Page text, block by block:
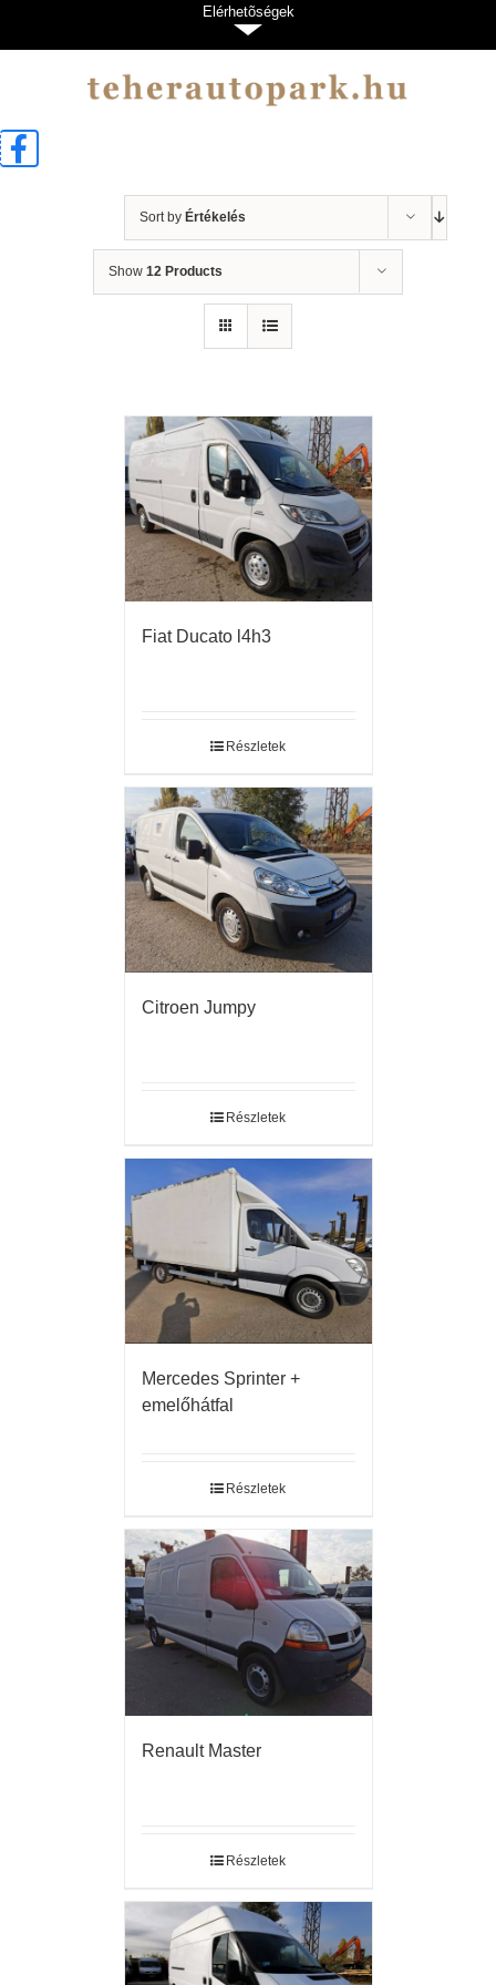
Sort by Értékelés
Show 12 Products
Fiat Ducato l4h3
Részletek
Citroen Jumpy
Részletek
Mercedes Sprinter +
emelőhátfal
Részletek
Renault Master
Részletek
Elérhetõségek